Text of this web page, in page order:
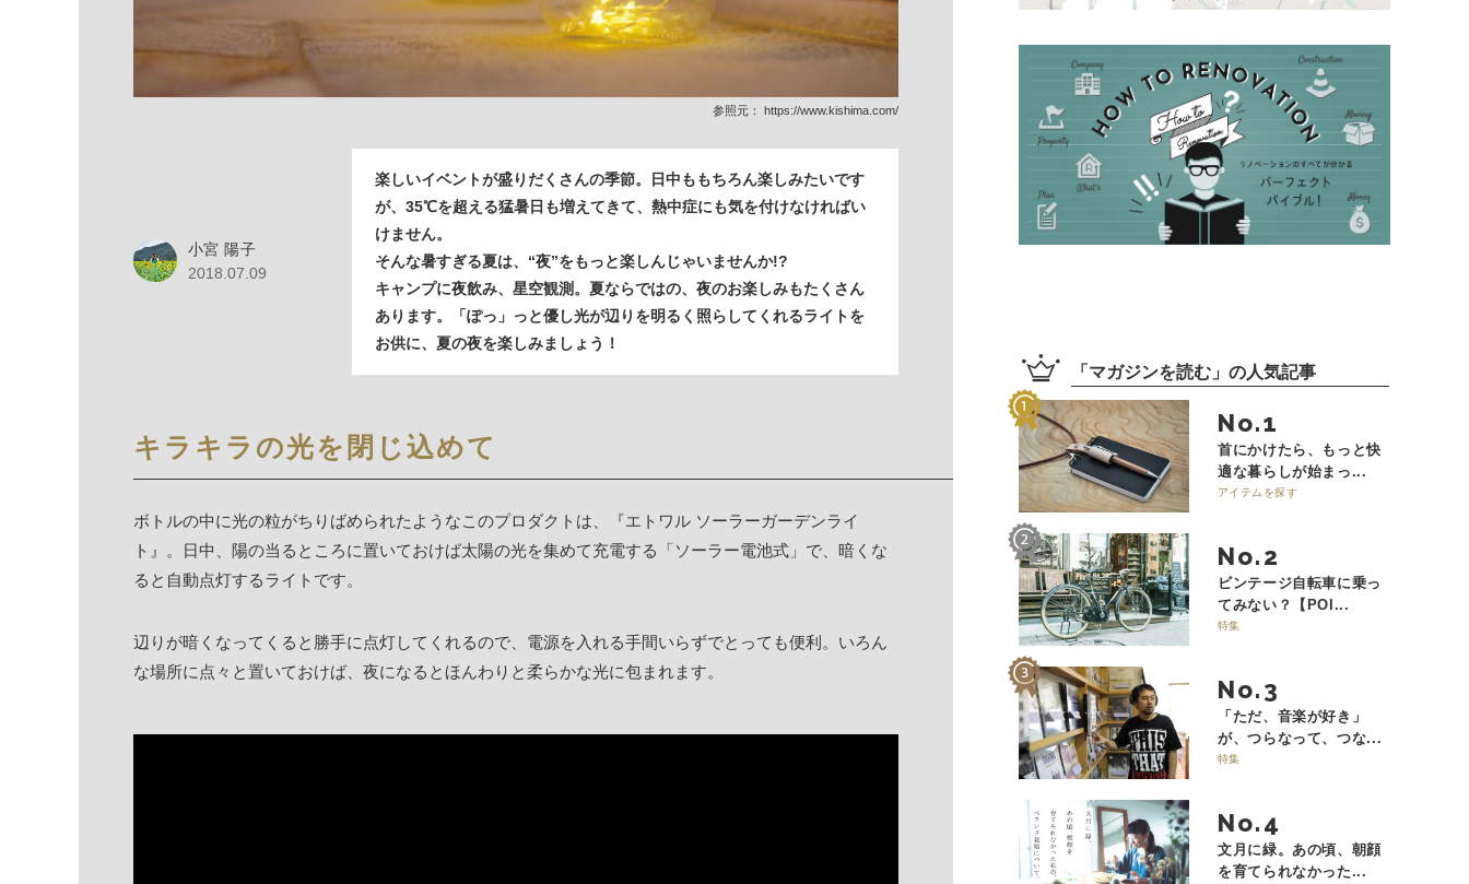
参照元： https://www.kishima.com/
小宮 陽子
2018.07.09
楽しいイベントが盛りだくさんの季節。日中ももちろん楽しみたいです
が、35℃を超える猛暑日も増えてきて、熱中症にも気を付けなければい
けません。
そんな暑すぎる夏は、“夜”をもっと楽しんじゃいませんか!?
キャンプに夜飲み、星空観測。夏ならではの、夜のお楽しみもたくさん
あります。「ぽっ」っと優し光が辺りを明るく照らしてくれるライトを
お供に、夏の夜を楽しみましょう！
キラキラの光を閉じ込めて
ボトルの中に光の粒がちりばめられたようなこのプロダクトは、『エトワル ソーラーガーデンライ
ト』。日中、陽の当るところに置いておけば太陽の光を集めて充電する「ソーラー電池式」で、暗くな
ると自動点灯するライトです。
辺りが暗くなってくると勝手に点灯してくれるので、電源を入れる手間いらずでとっても便利。いろん
な場所に点々と置いておけば、夜になるとほんわりと柔らかな光に包まれます。
「 マガジンを読む 」の人気記事
No.
首にかけたら、もっと快
適な暮らしが始まっ...
アイテムを探す
No.
ビンテージ自転車に乗っ
てみない？【POI...
特集
No.
「ただ、音楽が好き」
が、つらなって、つな...
特集
No.
文月に緑。あの頃、朝顔
を育てられなかった...